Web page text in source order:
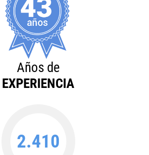
Años de
EXPERIENCIA
2.410